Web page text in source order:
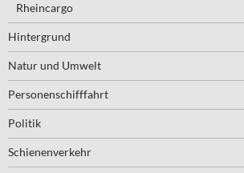
Rheincargo
Hintergrund
Natur und Umwelt
Personenschifffahrt
Politik
Schienenverkehr